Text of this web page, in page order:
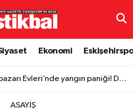
Ekonomi
yangın paniği! Duman vatandaşları zorladı
ASAYIŞ
Eczaneler